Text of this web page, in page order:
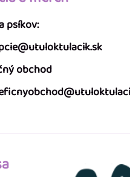
psíkov:
obchod